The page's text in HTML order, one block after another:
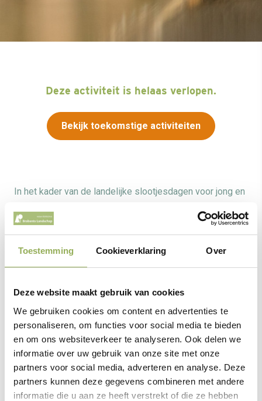
Toestemming Cookieverklaring Over
Deze website maakt gebruik van cookies
We gebruiken cookies om content en advertenties te
personaliseren, om functies voor social media te bieden
en om ons websiteverkeer te analyseren. Ook delen we
informatie over uw gebruik van onze site met onze
partners voor social media, adverteren en analyse. Deze
partners kunnen deze gegevens combineren met andere
informatie die u aan ze heeft verstrekt of die ze hebben
Deze activiteit is helaas verlopen.
Bekijk toekomstige activiteiten
In het kader van de landelijke slootjesdagen voor jong en
oud die het IVN jaarlijks organiseert, gaan we deze
middag beestjes vangen in de gracht rond Fort Giessen.
Slootjesdag Fort Giessen
bijzondere diertjes zijn geschept gaan we ze bekijken en
op naam brengen. Ga op onderzoek uit, gewapend met
schepnet, waterbak en loeppot!